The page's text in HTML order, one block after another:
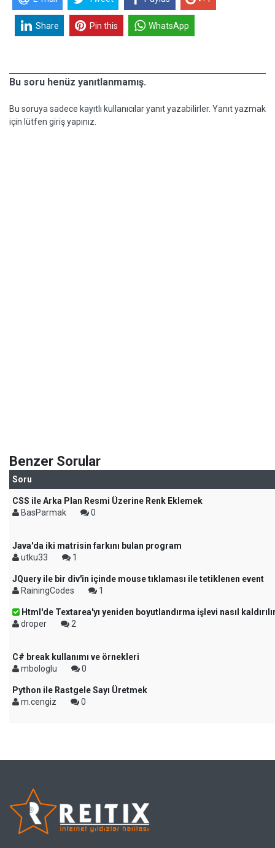
Share Pin this WhatsApp
Bu soru henüz yanıtlanmamış.
Bu soruya sadece kayıtlı kullanıcılar yanıt yazabilirler. Yanıt yazmak
için lütfen giriş yapınız.
Benzer Sorular
Soru
CSS ile Arka Plan Resmi Üzerine Renk Eklemek
BasParmak
0
Java'da iki matrisin farkını bulan program
utku33
1
JQuery ile bir div'in içinde mouse tıklaması ile tetiklenen event
RainingCodes
1
Html'de Textarea'yı yeniden boyutlandırma işlevi nasıl
droper
2
C# break kullanımı ve örnekleri
mbologlu
0
Python ile Rastgele Sayı Üretmek
m.cengiz
0